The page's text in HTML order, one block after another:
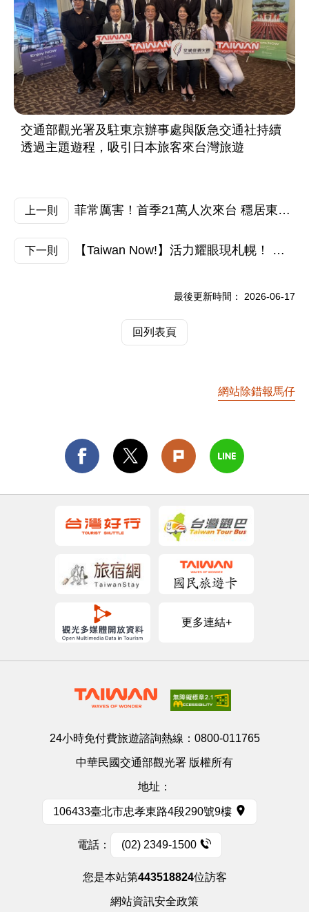
交通部觀光署及駐東京辦事處與阪急交通社持續
透過主題遊程，吸引日本旅客來台灣旅遊
上一則 菲常厲害！首季21萬人次來台 穩居東南亞之冠 交通部觀光署攜手人氣網紅前進馬尼拉 打造最台沉浸旅展
下一則 【Taiwan Now!】活力耀眼現札幌！ 台灣觀光舞力四射前進北海道「YOSAKOI SORAN祭」 邀日人體驗台灣無限魅力
最後更新時間： 2026-06-17
回列表頁
網站除錯報馬仔
更多連結+
24小時免付費旅遊諮詢熱線： 0800-011765
中華民國交通部觀光署 版權所有
地址：
106433臺北市忠孝東路4段290號9樓
電話： (02) 2349-1500
您是本站第443518824位訪客
網站資訊安全政策